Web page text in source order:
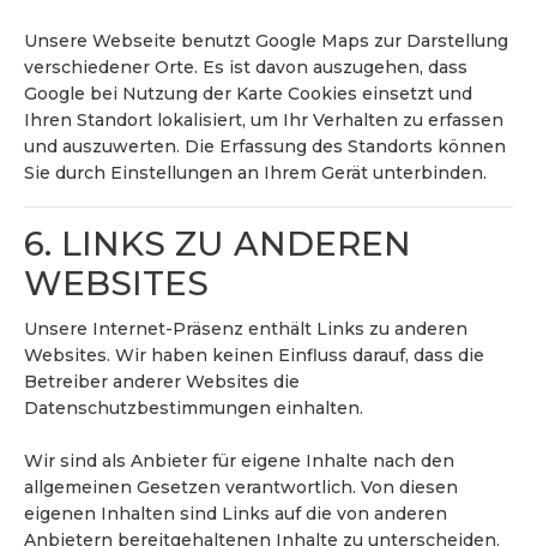
Unsere Webseite benutzt Google Maps zur Darstellung
verschiedener Orte. Es ist davon auszugehen, dass
Google bei Nutzung der Karte Cookies einsetzt und
Ihren Standort lokalisiert, um Ihr Verhalten zu erfassen
und auszuwerten. Die Erfassung des Standorts können
Sie durch Einstellungen an Ihrem Gerät unterbinden.
6. LINKS ZU ANDEREN
WEBSITES
Unsere Internet-Präsenz enthält Links zu anderen
Websites. Wir haben keinen Einfluss darauf, dass die
Betreiber anderer Websites die
Datenschutzbestimmungen einhalten.
Wir sind als Anbieter für eigene Inhalte nach den
allgemeinen Gesetzen verantwortlich. Von diesen
eigenen Inhalten sind Links auf die von anderen
Anbietern bereitgehaltenen Inhalte zu unterscheiden.